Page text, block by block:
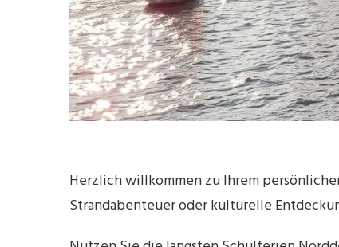
Herzlich willkommen zu Ihrem
Strandabenteuer oder kulturelle